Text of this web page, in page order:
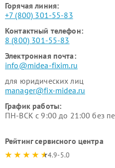
Горячая линия:
+7 (800) 301-55-83
Контактный телефон:
8 (800) 301-55-83
Электронная почта:
info@midea-fixim.ru
для юридических лиц
manager@fix-midea.ru
График работы:
ПН-ВСК с 9:00 до 21:00 без
Рейтинг сервисного центра
4.9-5.0